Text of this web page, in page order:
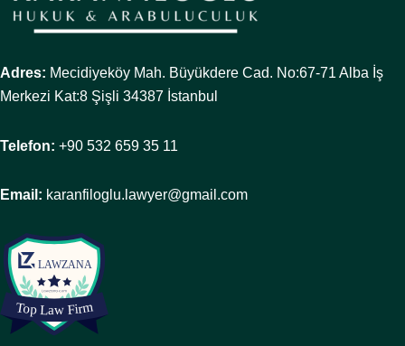
Adres: Mecidiyeköy Mah. Büyükdere Cad. No:67-71 Alba İş
Merkezi Kat:8 Şişli 34387 İstanbul
Telefon: +90 532 659 35 11
Email: karanfiloglu.lawyer@gmail.com